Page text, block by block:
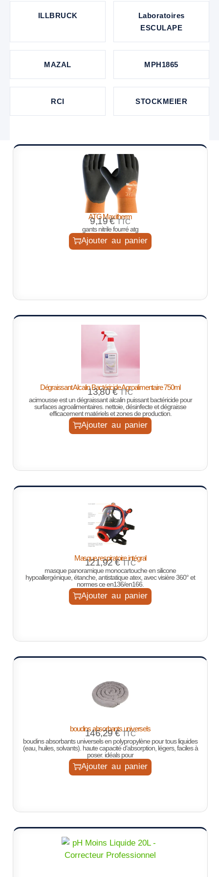
ILLBRUCK
Laboratoires
ESCULAPE
MAZAL MPH1865
RCI STOCKMEIER
ATG Maxitherm
9,19€ TTC
gants nitrile fourré atg
Ajouter au panier
Dégraissant Alcalin Bactéricide Agroalimentaire 750ml
13,80€ TTC
acimousse est un dégraissant alcalin puissant bactéricide pour
surfaces agroalimentaires. nettoie, désinfecte et dégraisse
efficacement matériels et zones de production.
Ajouter au panier
Masque respiratoire intégral
121,92€ TTC
masque panoramique monocartouche en silicone
hypoallergénique, étanche, antistatique atex, avec visière 360° et
normes ce en136/en166.
Ajouter au panier
boudins absorbants universels
146,29€ TTC
boudins absorbants universels en polypropylène pour tous liquides
(eau, huiles, solvants). haute capacité d’absorption, légers, faciles à
poser. idéals pour
Ajouter au panier